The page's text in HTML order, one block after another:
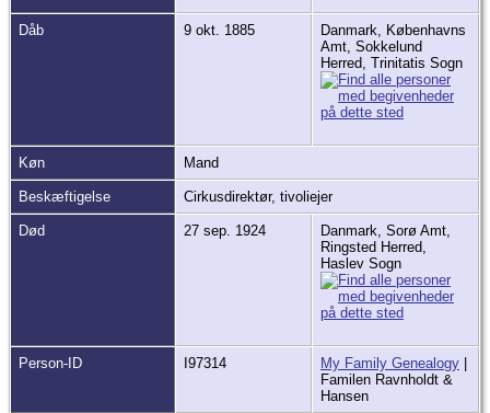
Dåb 9 okt. 1885
Danmark, Københavns
Amt, Sokkelund
Herred, Trinitatis Sogn
Køn Mand
Beskæftigelse Cirkusdirektør, tivoliejer
Død 27 sep. 1924
Danmark, Sorø Amt,
Ringsted Herred,
Haslev Sogn
Person-ID I97314 My Family Genealogy
Familen Ravnholdt &
Hansen